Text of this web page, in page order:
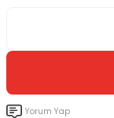
Yorum Yap